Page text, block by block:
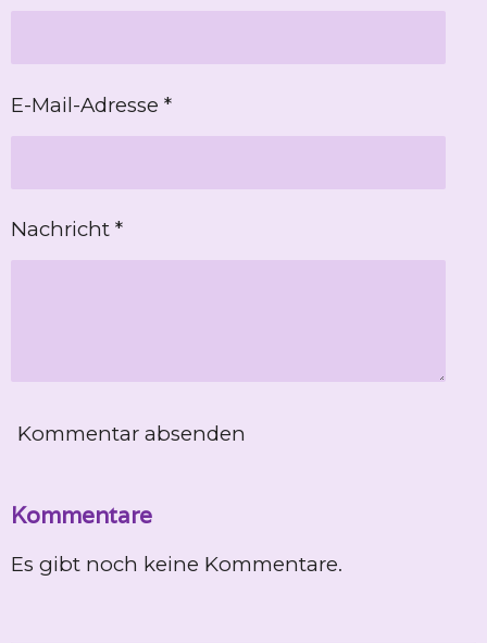
E-Mail-Adresse *
Nachricht *
Kommentar absenden
Kommentare
Es gibt noch keine Kommentare.